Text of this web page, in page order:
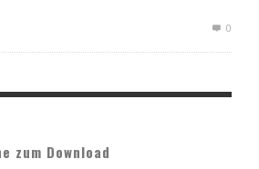
0
zum Download